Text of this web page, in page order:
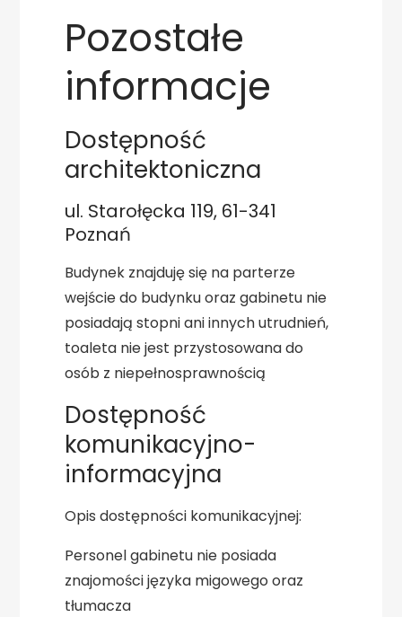
Pozostałe
informacje
Dostępność
architektoniczna
ul. Starołęcka 119, 61-341
Poznań
Budynek znajduję się na parterze
wejście do budynku oraz gabinetu nie
posiadają stopni ani innych utrudnień,
toaleta nie jest przystosowana do
osób z niepełnosprawnością
Dostępność
komunikacyjno-
informacyjna
Opis dostępności komunikacyjnej:
Personel gabinetu nie posiada
znajomości języka migowego oraz
tłumacza